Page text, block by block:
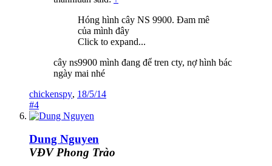
Hóng hình cây NS 9900. Đam mê
của mình đây
Click to expand...
cây ns9900 mình đang để tren cty, nợ hình bác
ngày mai nhé
chickenspy, 18/5/14
#4
Dung Nguyen
VĐV Phong Trào